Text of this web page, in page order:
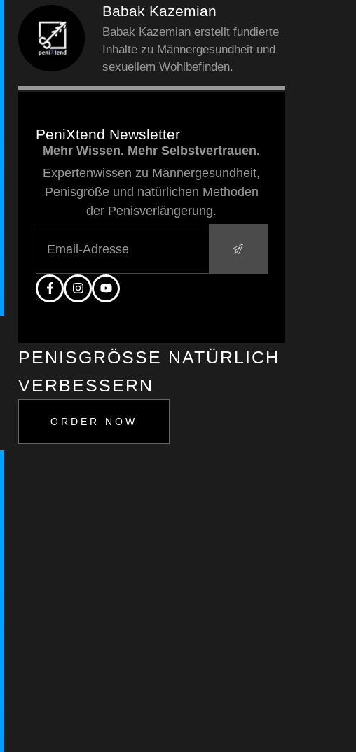
Babak Kazemian
Babak Kazemian erstellt fundierte
Inhalte zu Männergesundheit und
sexuellem Wohlbefinden.
PeniXtend Newsletter
Mehr Wissen. Mehr Selbstvertrauen.
Expertenwissen zu Männergesundheit,
Penisgröße und natürlichen Methoden
der Penisverlängerung.
PENISGRÖSSE NATÜRLICH V
ERBESSERN
ORDER NOW